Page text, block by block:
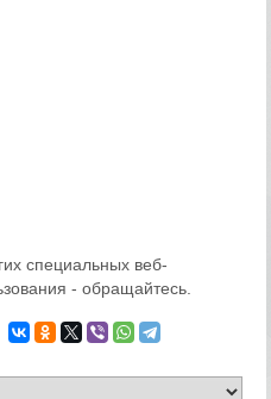
специальных веб-
- обращайтесь.